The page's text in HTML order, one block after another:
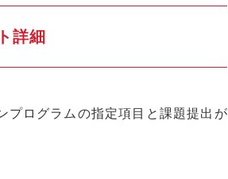
詳細
ログラムの指定項目と課題提出が